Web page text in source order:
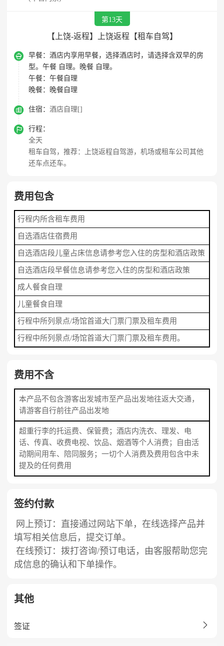
第13天
【上饶-返程】上饶返程【租车自驾】
 早餐： 酒店内享用早餐，选择酒店时，请选择含双早的房
型。午餐 自理。晚餐 自理。
午餐： 午餐自理
晚餐：
晚餐自理
 住宿： 酒店自理[]

行程：
全天
租车自驾，推荐：上饶返程自驾游，机场或租车公司其他
还车点还车。
费用包含
行程内所含租车费用
自选酒店住宿费用
自选酒店段儿童占床信息请参考您入住的房型和酒店政策
自选酒店段早餐信息请参考您入住的房型和酒店政策
成人餐食自理
儿童餐食自理
行程中所列景点/场馆首道大门票门票及租车费用
行程中所列景点/场馆首道大门票门票及租车费用。
费用不含
本产品不包含游客出发城市至产品出发地往返大交通，
请游客自行前往产品出发地
超重行李的托运费、保管费；酒店内洗衣、理发、电
话、传真、收费电视、饮品、烟酒等个人消费；自由活
动期间用车、陪同服务；一切个人消费及费用包含中未
提及的任何费用
签约付款
网上预订：直接通过网站下单，在线选择产品并
填写相关信息后，提交订单。
在线预订：拨打咨询/预订电话，由客服帮助您完
成信息的确认和下单操作。
其他
签证 